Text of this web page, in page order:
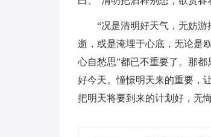
“况是清明好天气，无妨
逝，或是淹埋于心底，无论是
心自愁思”都已不重要了。那
好今天。憧憬明天来的重要，
把明天将要到来的计划好，无